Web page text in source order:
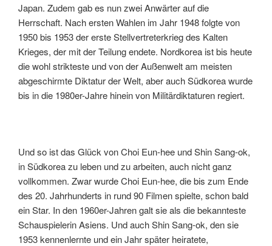
Japan. Zudem gab es nun zwei Anwärter auf die
Herrschaft. Nach ersten Wahlen im Jahr 1948 folgte von
1950 bis 1953 der erste Stellvertreterkrieg des Kalten
Krieges, der mit der Teilung endete. Nordkorea ist bis heute
die wohl strikteste und von der Außenwelt am meisten
abgeschirmte Diktatur der Welt, aber auch Südkorea wurde
bis in die 1980er-Jahre hinein von Militärdiktaturen regiert.
Und so ist das Glück von Choi Eun-hee und Shin Sang-ok,
in Südkorea zu leben und zu arbeiten, auch nicht ganz
vollkommen. Zwar wurde Choi Eun-hee, die bis zum Ende
des 20. Jahrhunderts in rund 90 Filmen spielte, schon bald
ein Star. In den 1960er-Jahren galt sie als die bekannteste
Schauspielerin Asiens. Und auch Shin Sang-ok, den sie
1953 kennenlernte und ein Jahr später heiratete,